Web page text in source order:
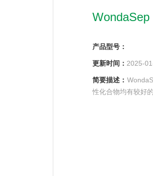
产品型号：
更新时间： 2025-
简要描述：
性化合物均有较好